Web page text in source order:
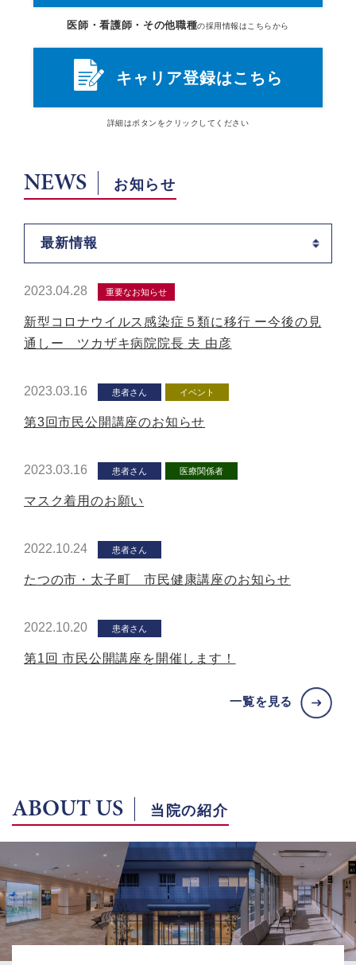
医師・看護師・その他職種の採用情報はこちらから
キャリア登録はこちら
詳細はボタン をクリックしてください
NEWS お知らせ
最新情報
2023.04.28 重要なお知らせ
新型コロナウイルス感染症５類に移行 ー今後の見
通しー ツカザキ病院院長 夫 由彦
2023.03.16 患者さん イベント
第3回市民公開講座のお知らせ
2023.03.16 患者さん 医療関係者
マスク着用のお願い
2022.10.24 患者さん
たつの市・太子町 市民健康講座のお知らせ
2022.10.20 患者さん
第1回 市民公開講座を開催します！
一覧を見る
ABOUT US 当院の紹介